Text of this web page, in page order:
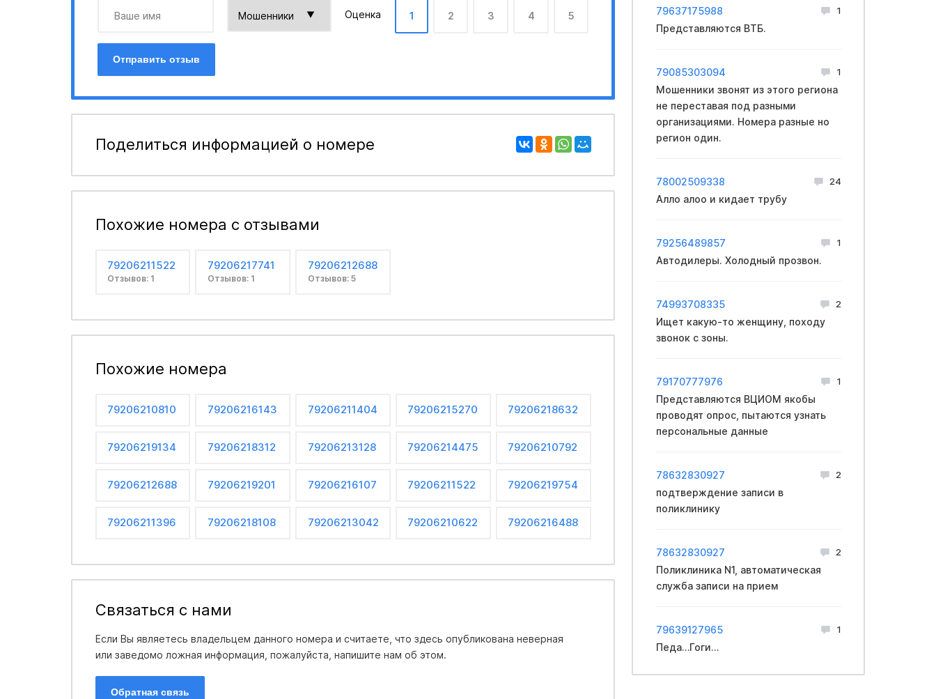
Оценка 1 2 3 4 5
Отправить отзыв
Поделиться информацией о номере
Похожие номера с отзывами
79206211522
Отзывов: 1
79206217741
Отзывов: 1
79206212688
Отзывов: 5
Похожие номера
79206210810 79206216143 79206211404 79206215270 79206218632
79206219134 79206218312 79206213128 79206214475 79206210792
79206212688 79206219201 79206216107 79206211522 79206219754
79206211396 79206218108 79206213042 79206210622 79206216488
Связаться с нами
Если Вы являетесь владельцем данного номера и считаете, что здесь опубликована неверная
или заведомо ложная информация, пожалуйста, напишите нам об этом.
Обратная связь
79637175988 1
Представляются ВТБ.
79085303094 1
Мошенники звонят из этого региона
не переставая под разными
организациями. Номера разные но
регион один.
78002509338 24
Алло алоо и кидает трубу
79256489857 1
Автодилеры. Холодный прозвон.
74993708335 2
Ищет какую-то женщину, походу
звонок с зоны.
79170777976 1
Представляются ВЦИОМ якобы
проводят опрос, пытаются узнать
персональные данные
78632830927 2
подтверждение записи в
поликлинику
78632830927 2
Поликлиника N1, автоматическая
служба записи на прием
79639127965 1
Педа…Гоги…